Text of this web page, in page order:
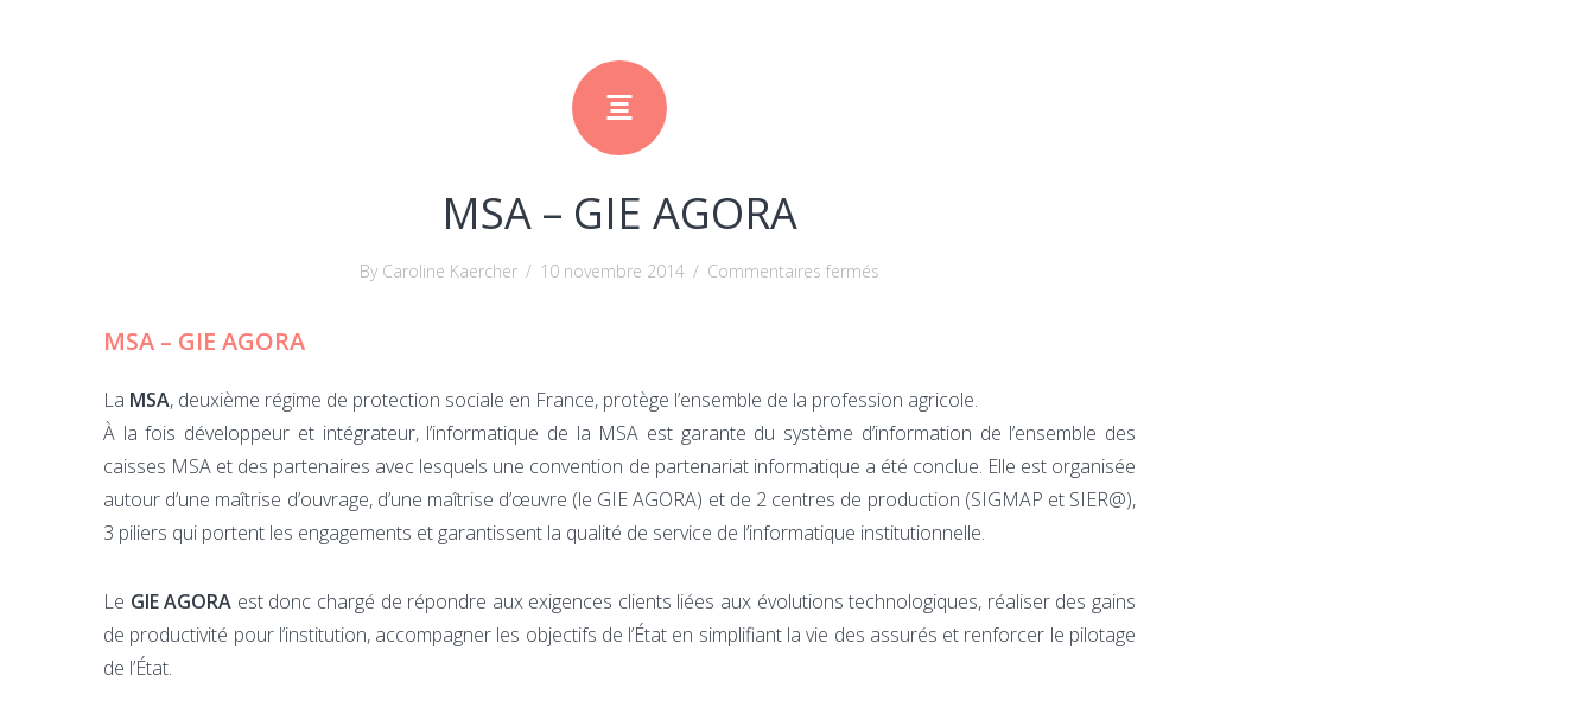
MSA – GIE AGORA
By Caroline Kaercher / 10 novembre 2014 / Commentaires fermés
AGORA
MSA – GIE AGORA
La MSA, deuxième régime de protection sociale en France, protège l’ensemble de la profession agricole.
À la fois développeur et intégrateur, l’informatique de la MSA est garante du système d’information de l’ensemble des
caisses MSA et des partenaires avec lesquels une convention de partenariat informatique a été conclue. Elle est organisée
autour d’une maîtrise d’ouvrage, d’une maîtrise d’œuvre (le GIE AGORA) et de 2 centres de production (SIGMAP et SIER@),
3 piliers qui portent les engagements et garantissent la qualité de service de l’informatique institutionnelle.
Le GIE AGORA est donc chargé de répondre aux exigences clients liées aux évolutions technologiques, réaliser des gains
de productivité pour l’institution, accompagner les objectifs de l’État en simplifiant la vie des assurés et renforcer le pilotage
de l’État.